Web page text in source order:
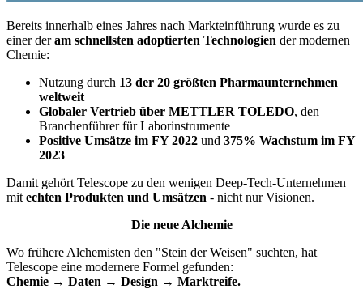
Bereits innerhalb eines Jahres nach Markteinführung wurde es zu
einer deram schnellsten adoptierten Technologien der modernen
Chemie:
Nutzung durch 13 der 20 größten Pharmaunternehmen
weltweit
Globaler Vertrieb über METTLER TOLEDO, den
Branchenführer für Laborinstrumente
Positive Umsätze im FY 2022 und 375% Wachstum im FY
2023
Damit gehört Telescope zu den wenigen Deep-Tech-Unternehmen
mit echten Produkten und Umsätzen - nicht nur Visionen.
Die neue Alchemie
Wo frühere Alchemisten den "Stein der Weisen" suchten, hat
Telescope eine modernere Formel gefunden:
Chemie → Daten → Design → Marktreife.